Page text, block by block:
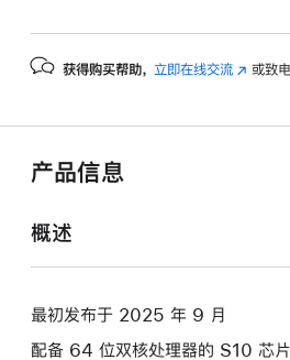
获得购买帮助， 立即在线交流 (在 或致
产品信息
概述
最初发布于 2025 年 9 月
配备 64 位双核处理器的 S10 芯片